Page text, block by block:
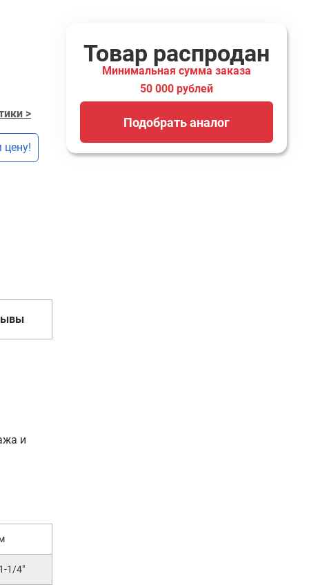
>
и
1/4"
Товар распродан
Минимальная сумма заказа
50 000 рублей
Подобрать аналог